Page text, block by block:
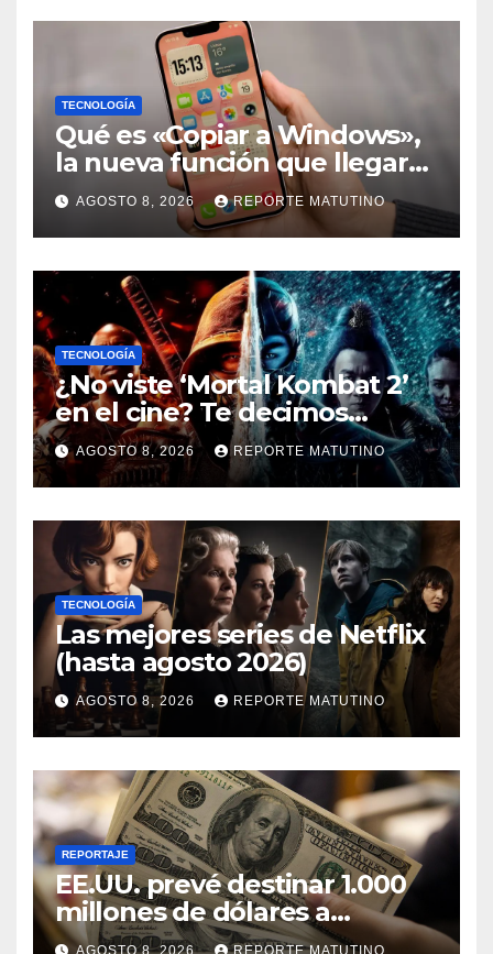
TECNOLOGÍA
Qué es «Copiar a Windows»,
la nueva función que llegará
al iPhone solo para Europa
AGOSTO 8, 2026 REPORTE MATUTINO
TECNOLOGÍA
¿No viste ‘Mortal Kombat 2’
en el cine? Te decimos
dónde verla en streaming
ahora mismo y te damos tres
razones para hacerlo
AGOSTO 8, 2026 REPORTE MATUTINO
TECNOLOGÍA
Las mejores series de Netflix
(hasta agosto 2026)
AGOSTO 8, 2026 REPORTE MATUTINO
REPORTAJE
EE.UU. prevé destinar 1.000
millones de dólares a
Colombia para un paquete
AGOSTO 8, 2026 REPORTE MATUTINO